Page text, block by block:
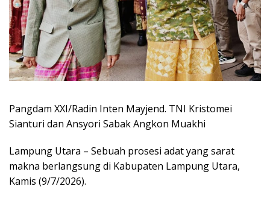
Pangdam XXI/Radin Inten Mayjend. TNI Kristomei
Sianturi dan Ansyori Sabak Angkon Muakhi
Lampung Utara – Sebuah prosesi adat yang sarat
makna berlangsung di Kabupaten Lampung Utara,
Kamis (9/7/2026).